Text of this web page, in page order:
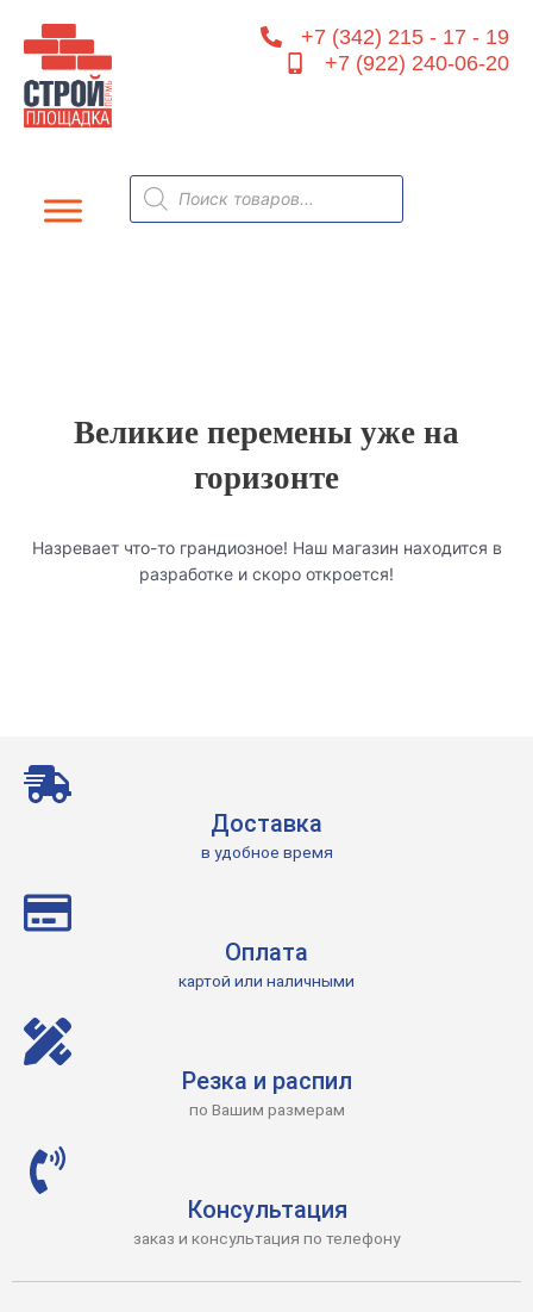
содержимому
+7 (342) 215 - 17 - 19
+7 (922) 240-06-20
Поиск
товаров
Великие перемены уже на
горизонте
Назревает что-то грандиозное! Наш магазин находится в
разработке и скоро откроется!
Доставка
в удобное время
Оплата
картой или наличными
Резка и распил
по Вашим размерам
Консультация
заказ и консультация по телефону